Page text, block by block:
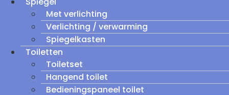
Met verlichting
Verlichting / verwarming
Spiegelkasten
Toiletten
Toiletset
Hangend toilet
Bedieningspaneel toilet